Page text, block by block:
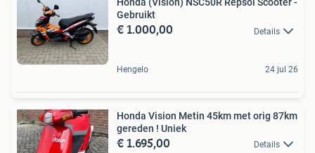
Honda (Vision) NSC50R Repsol Scooter -
Gebruikt
€ 1.000,00 Details
Hengelo 24 jul 26
Honda Vision Metin 45km met orig 87km
gereden ! Uniek
€ 1.695,00 Details